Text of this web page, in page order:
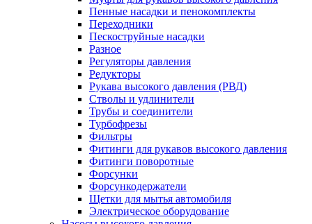
Пенные насадки и пенокомплекты
Переходники
Пескоструйные насадки
Разное
Регуляторы давления
Редукторы
Рукава высокого давления (РВД)
Стволы и удлинители
Трубы и соединители
Турбофрезы
Фильтры
Фитинги для рукавов высокого давления
Фитинги поворотные
Форсунки
Форсункодержатели
Щетки для мытья автомобиля
Электрическое оборудование